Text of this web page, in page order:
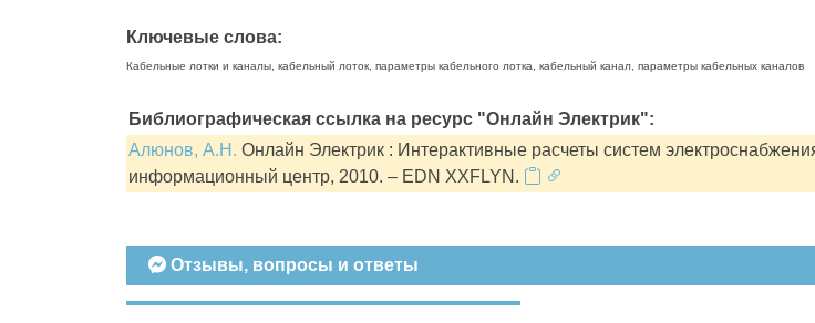
Ключевые слова:
Кабельные лотки и каналы, кабельный лоток, параметры кабельного лотка, кабельный канал, параметры кабельных каналов
Библиографическая ссылка на ресурс "Онлайн Электрик":
Алюнов, А.Н. Онлайн Электрик : Интерактивные расчеты систем
информационный центр, 2010. – EDN XXFLYN.
Отзывы, вопросы и ответы